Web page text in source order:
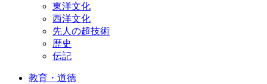
東洋文化
西洋文化
先人の超技術
歴史
伝記
教育・道徳